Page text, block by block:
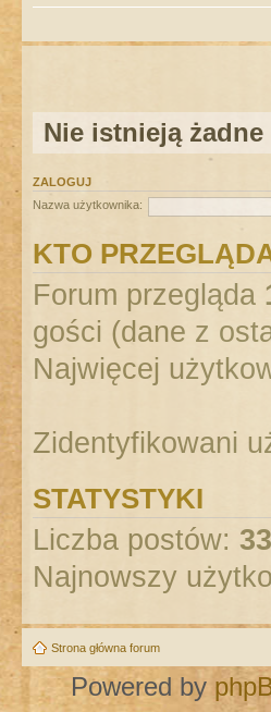
Nie istnieją
ZALOGUJ
Nazwa użytkownika:
KTO
Forum przegląda
gości (dane z
Najwięcej
Zidentyfikowani
STATYSTYKI
Liczba postów:
Najnowszy
Strona główna forum
Powered by